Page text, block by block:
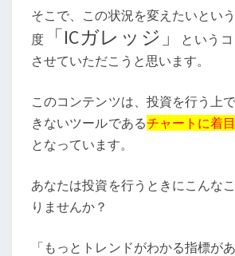
そこで、この状況を変えたいとい
度
「ICガレッジ」
という
させていただこうと思います。
このコンテンツは、投資を行う上
きないツールであるチャートに着
となっています。
あなたは投資を行うときにこんな
りませんか？
「もっとトレンドがわかる指標が